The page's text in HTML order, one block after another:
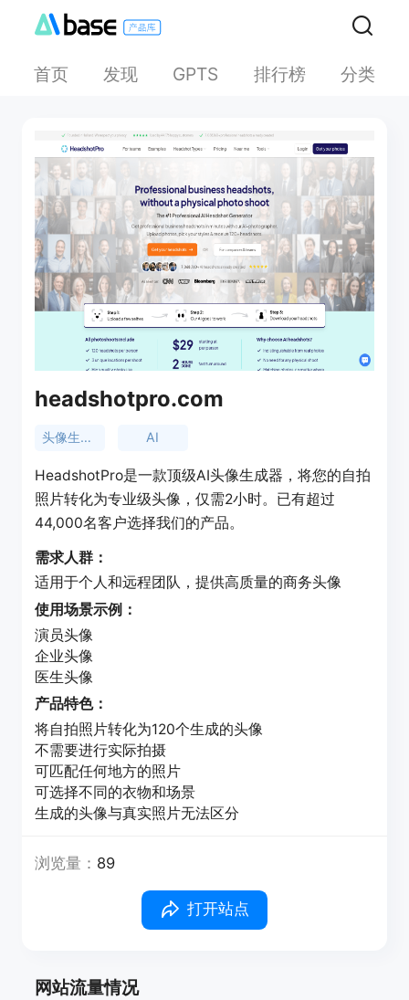
首页 发现 GPTS 排行榜 分类
headshotpro.com
头像生成器 AI
HeadshotPro是一款顶级AI头像生成器，将您的自拍
照片转化为专业级头像，仅需2小时。已有超过
44,000名客户选择我们的产品。
需求人群：
适用于个人和远程团队，提供高质量的商务头像
使用场景示例：
演员头像
企业头像
医生头像
产品特色：
将自拍照片转化为120个生成的头像
不需要进行实际拍摄
可匹配任何地方的照片
可选择不同的衣物和场景
生成的头像与真实照片无法区分
浏览量： 89
打开站点
网站流量情况